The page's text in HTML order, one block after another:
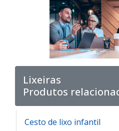
Lixeiras
Produtos
Cesto de lixo infantil